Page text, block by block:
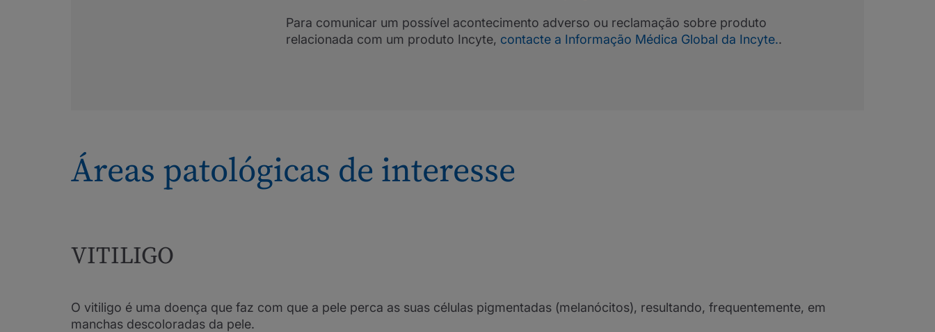
Para comunicar um possível acontecimento adverso ou reclamação sobre produto
relacionada com um produto Incyte, contacte a Informação Médica Global da Incyte..
Áreas patológicas de interesse
VITILIGO
O vitiligo é uma doença que faz com que a pele perca as suas células pigmentadas (melanócitos), resultando, frequentemente, em
manchas descoloradas da pele.